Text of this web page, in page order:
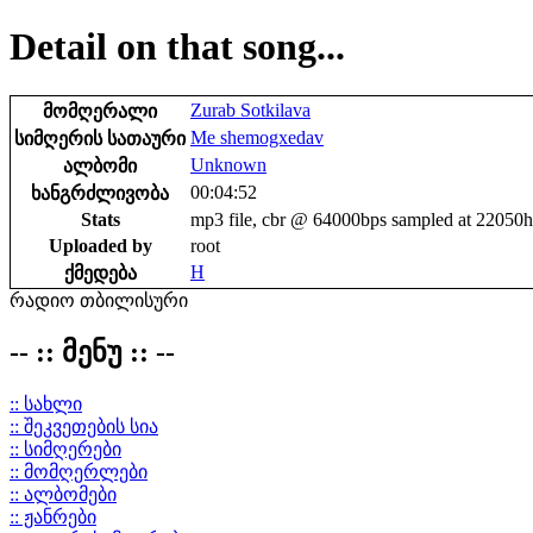
Detail on that song...
მომღერალი
Zurab Sotkilava
სიმღერის სათაური Me shemogxedav
ალბომი
Unknown
ხანგრძლივობა
00:04:52
Stats
mp3 file, cbr @ 64000bps sampled at
Uploaded by
root
ქმედება
H
რადიო თბილისური
-- :: მენუ :: --
:: სახლი
:: შეკვეთების სია
:: სიმღერები
:: მომღერლები
:: ალბომები
:: ჟანრები